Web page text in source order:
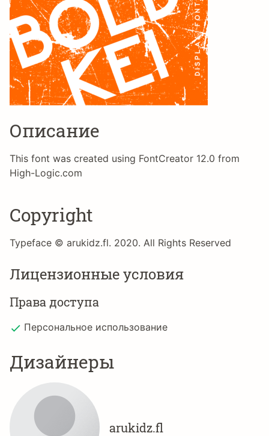
Описание
This font was created using FontCreator 12.0 from
High-Logic.com
Copyright
Typeface © arukidz.fl. 2020. All Rights Reserved
Лицензионные условия
Права доступа
Персональное использование
Дизайнеры
arukidz.fl